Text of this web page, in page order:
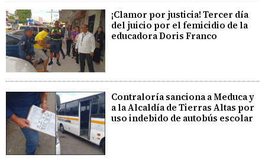
¡Clamor por justicia! Tercer día
del juicio por el femicidio de la
educadora Doris Franco
Contraloría sanciona a Meduca y
a la Alcaldía de Tierras Altas por
uso indebido de autobús escolar